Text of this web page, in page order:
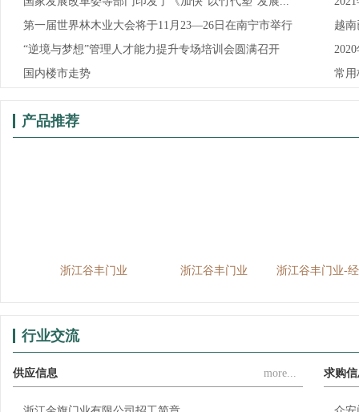
第一届世界林木业大会将于11月23—26日在南宁市举行
“逆境与梦想”管理人才能力提升专场培训会圆满召开
国内楼市走势
越
常用
产品推荐
浙江谷丰门业 浙江谷丰门业 浙江谷丰门业-
行业交流
供应信息 more... 求购